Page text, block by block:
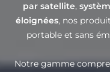
par satellite,
éloignées, nos
portable et sans
Notre gamme